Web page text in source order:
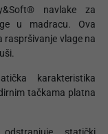
navlake za
u madracu. Ova
raspršivanje vlage na
karakteristika
tačkama platna